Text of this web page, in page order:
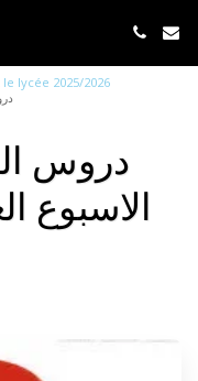
lycée 2025/2026
20